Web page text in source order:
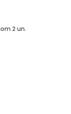
2 un.